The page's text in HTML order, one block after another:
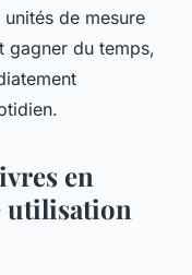
de mesure
gagner du temps,
en
utilisation